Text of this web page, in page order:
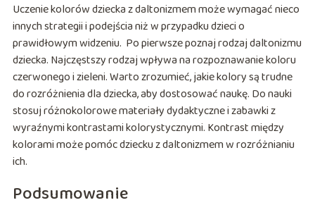
Uczenie kolorów dziecka z daltonizmem może wymagać nieco
innych strategii i podejścia niż w przypadku dzieci o
prawidłowym widzeniu. Po pierwsze poznaj rodzaj daltonizmu
dziecka. Najczęstszy rodzaj wpływa na rozpoznawanie koloru
czerwonego i zieleni. Warto zrozumieć, jakie kolory są trudne
do rozróżnienia dla dziecka, aby dostosować naukę. Do nauki
stosuj różnokolorowe materiały dydaktyczne i zabawki z
wyraźnymi kontrastami kolorystycznymi. Kontrast między
kolorami może pomóc dziecku z daltonizmem w rozróżnianiu
ich.
Podsumowanie